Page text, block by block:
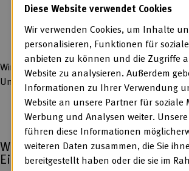
Förderstätten
Inklusions-Betriebe und
andere Anbieter für Menschen mit
Wir machen uns stark für unsere Mitglieder.
Und für Menschen mit Behinderungen.
Wir bieten viele Texte in Leichter
Einfacher Sprache an.
Diese Website verwendet Cookies
Wir verwenden Cookies, um Inhalte
personalisieren, Funktionen für
anbieten zu können und die Zugriffe
Website zu analysieren. Außerdem
Informationen zu Ihrer Verwendung
Website an unsere Partner für soziale
Werbung und Analysen weiter.
führen diese Informationen
weiteren Daten zusammen, die Sie
bereitgestellt haben oder die sie im